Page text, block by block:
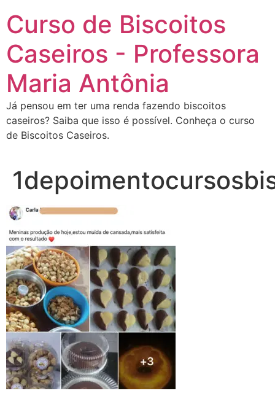
Curso de Biscoitos
Caseiros - Professora
Maria Antônia
Já pensou em ter uma renda fazendo biscoitos
caseiros? Saiba que isso é possível. Conheça o curso
de Biscoitos Caseiros.